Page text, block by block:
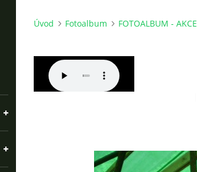
Úvod Fotoalbum FOTOALBUM - AKCE